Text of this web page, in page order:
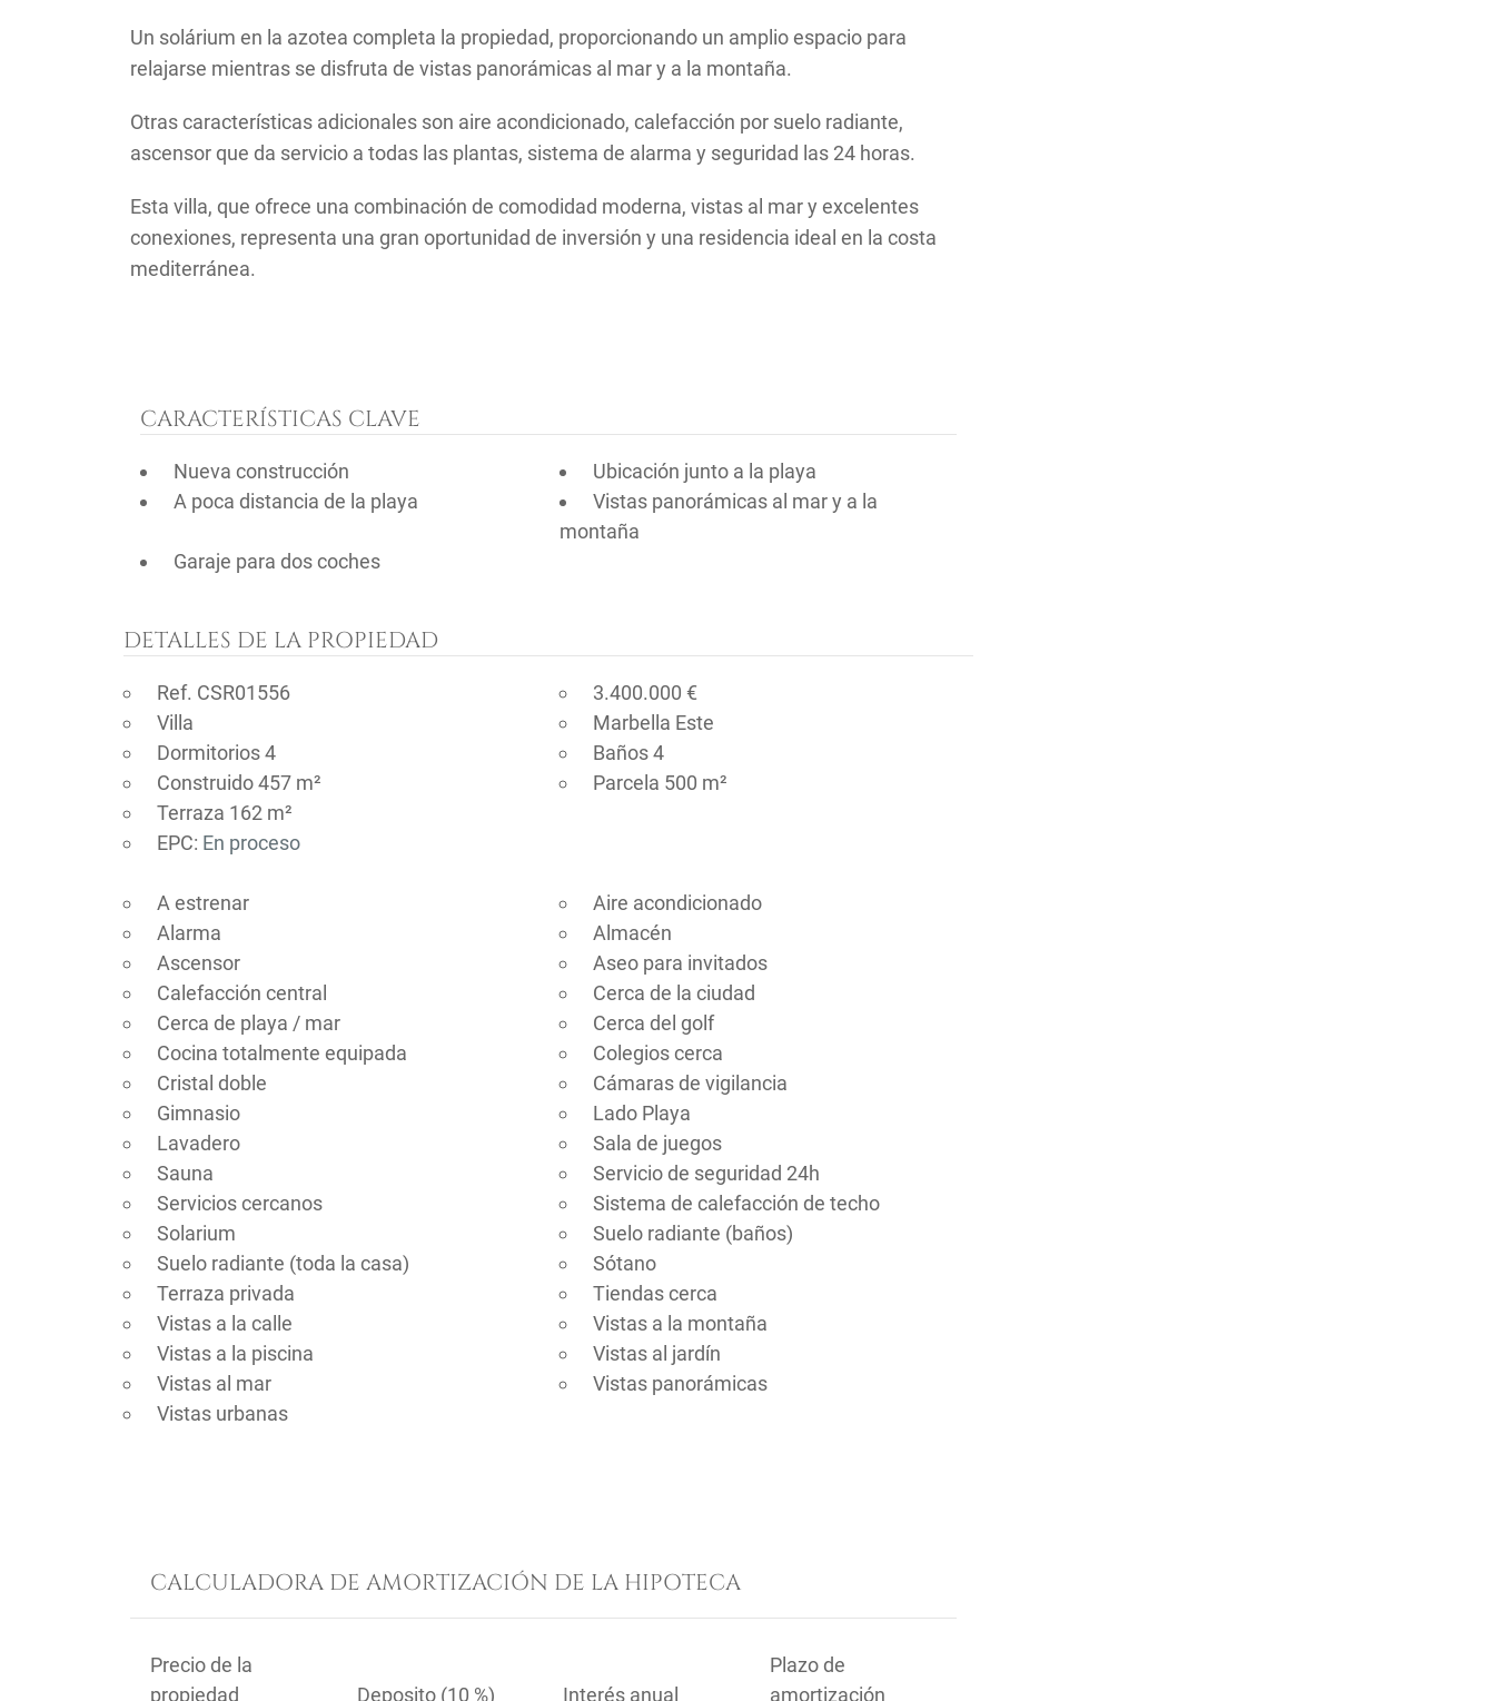
Un solárium en la azotea completa la propiedad, proporcionando un amplio espacio para
relajarse mientras se disfruta de vistas panorámicas al mar y a la montaña.
Otras características adicionales son aire acondicionado, calefacción por suelo radiante,
ascensor que da servicio a todas las plantas, sistema de alarma y seguridad las 24 horas.
Esta villa, que ofrece una combinación de comodidad moderna, vistas al mar y excelentes
conexiones, representa una gran oportunidad de inversión y una residencia ideal en la costa
mediterránea.
CARACTERÍSTICAS CLAVE
Nueva construcción
Ubicación junto a la playa
A poca distancia de la playa
Vistas panorámicas al mar y a la
montaña
Garaje para dos coches
DETALLES DE LA PROPIEDAD
Ref. CSR01556
3.400.000 €
Villa
Marbella Este
Dormitorios 4
Baños 4
Construido 457 m²
Parcela 500 m²
Terraza 162 m²
EPC: En proceso
A estrenar
Aire acondicionado
Alarma
Almacén
Ascensor
Aseo para invitados
Calefacción central
Cerca de la ciudad
Cerca de playa / mar
Cerca del golf
Cocina totalmente equipada
Colegios cerca
Cristal doble
Cámaras de vigilancia
Gimnasio
Lado Playa
Lavadero
Sala de juegos
Sauna
Servicio de seguridad 24h
Servicios cercanos
Sistema de calefacción de techo
Solarium
Suelo radiante (baños)
Suelo radiante (toda la casa)
Sótano
Terraza privada
Tiendas cerca
Vistas a la calle
Vistas a la montaña
Vistas a la piscina
Vistas al jardín
Vistas al mar
Vistas panorámicas
Vistas urbanas
CALCULADORA DE AMORTIZACIÓN DE LA HIPOTECA
Precio de la
propiedad
Deposito (10 %) Interés anual
Plazo de
amortización